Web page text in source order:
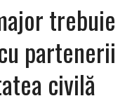
trebuie
partenerii
civilă